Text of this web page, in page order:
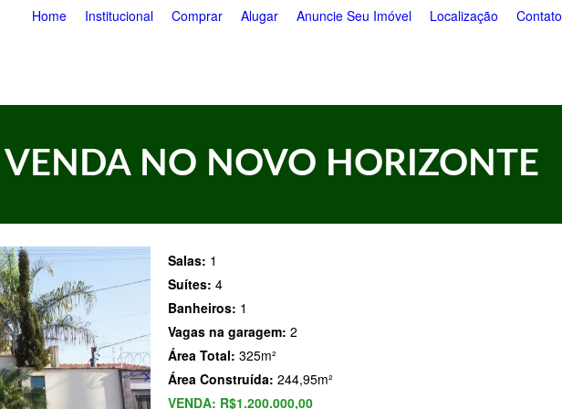
Pular
Home Institucional Comprar Alugar Anuncie Seu Imóvel Localização Contato
VENDA NO NOVO HORIZONTE
>
Salas: 1
Suítes:4
Banheiros: 1
Vagas na garagem:2
Área Total:325m²
Área Construída:244,95m²
VENDA: R$1.200.000,00